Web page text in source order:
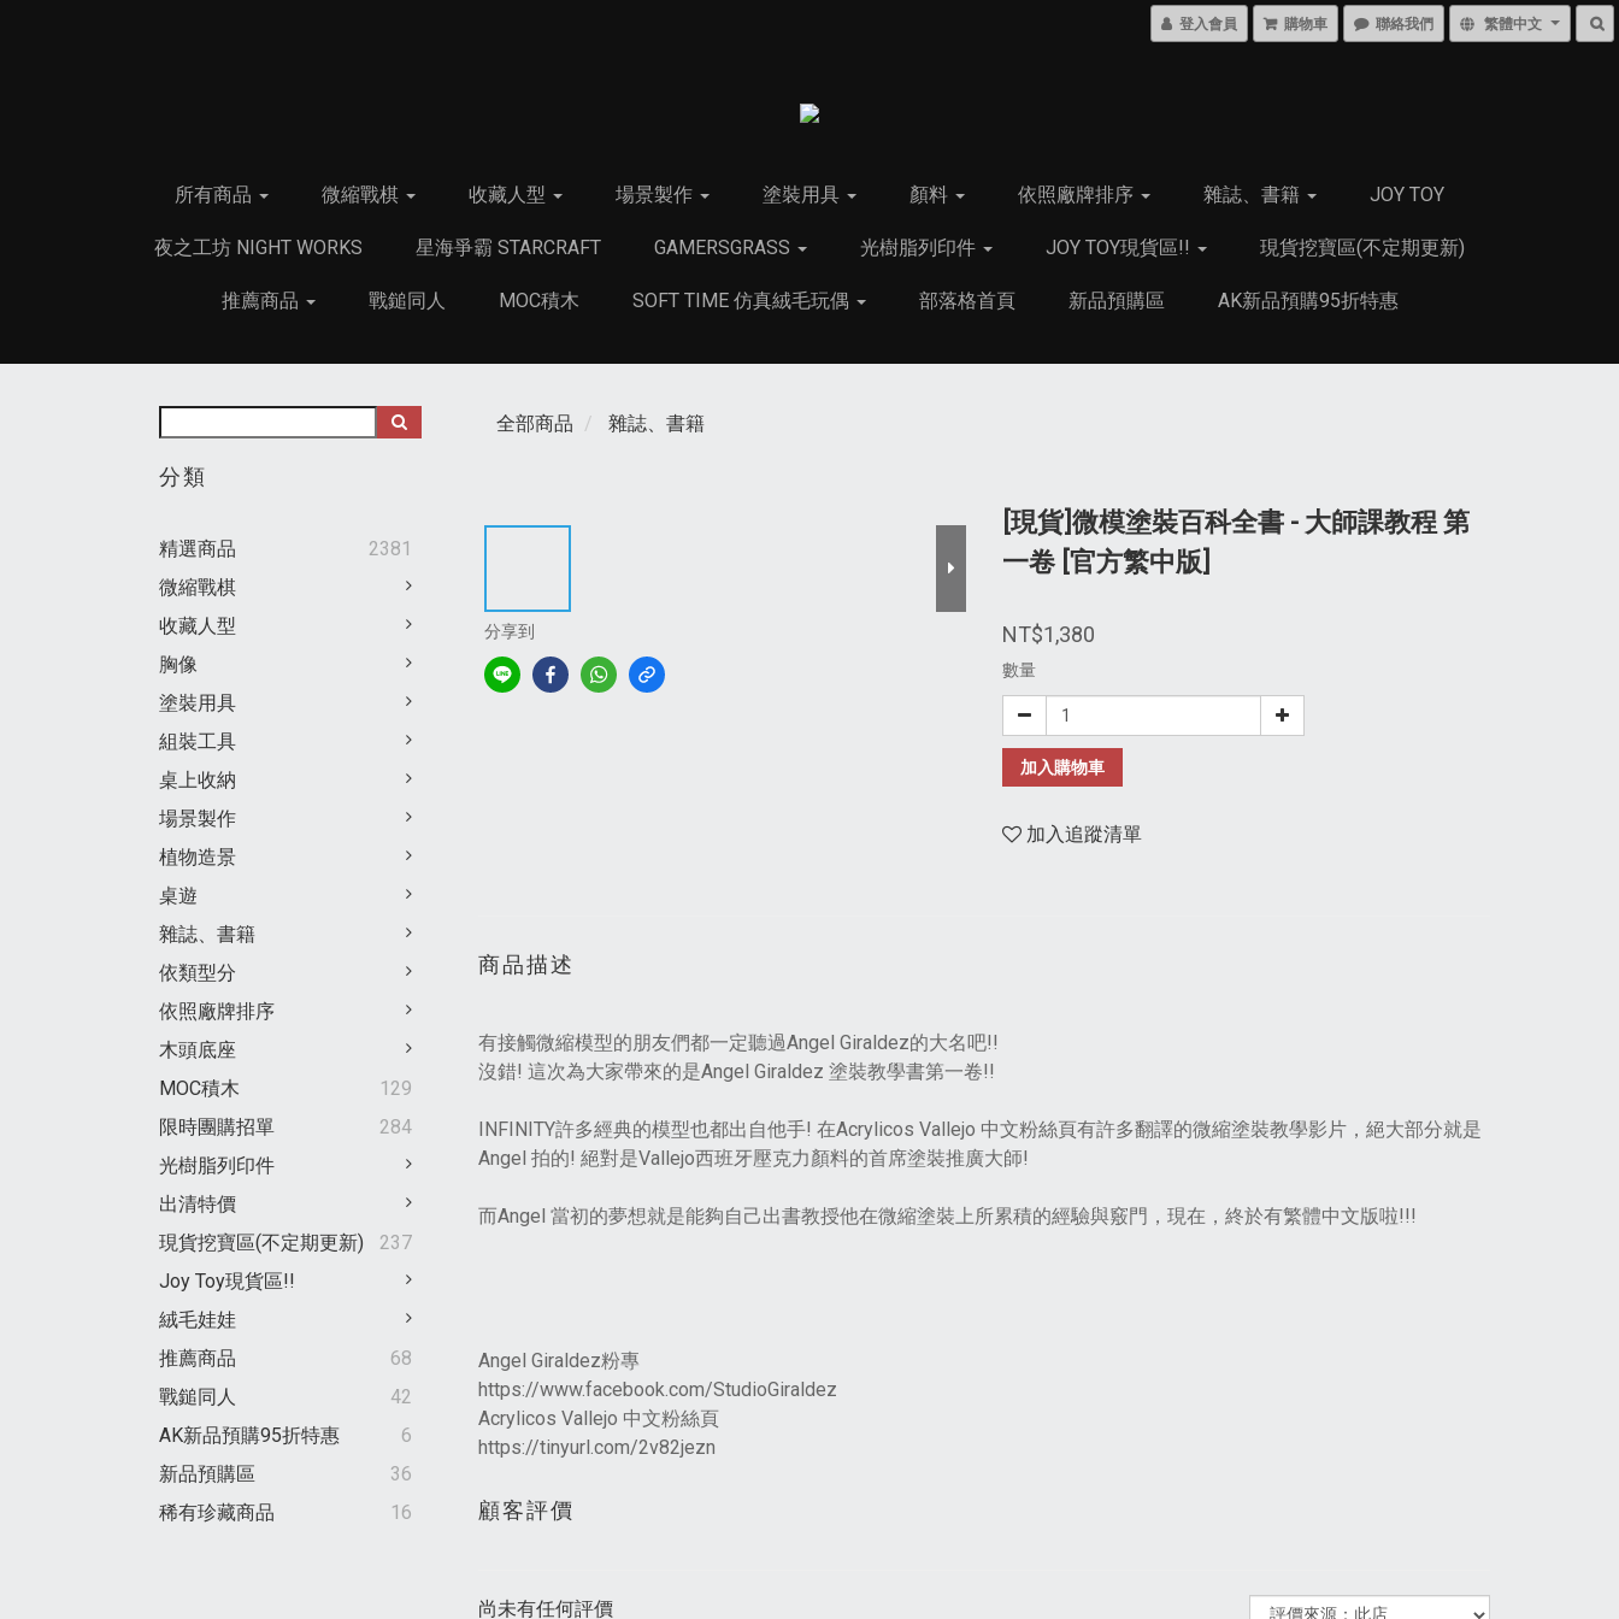
登入會員 購物車 聯絡我們 繁體中文
所有商品 微縮戰棋 收藏人型 場景製作 塗裝用具 顏料 依照廠牌排序 雜誌、書籍 JOY TOY
夜之工坊 NIGHT WORKS 星海爭霸 STARCRAFT GAMERSGRASS 光樹脂列印件 JOY TOY現貨區!! 現貨挖寶區(不定期更新)
推薦商品 戰鎚同人 MOC積木 SOFT TIME 仿真絨毛玩偶 部落格首頁 新品預購區 AK新品預購95折特惠
分類
精選商品
2381
微縮戰棋
收藏人型
胸像
塗裝用具
組裝工具
桌上收納
場景製作
植物造景
桌遊
雜誌、書籍
依類型分
依照廠牌排序
木頭底座
MOC積木
129
限時團購招單
284
光樹脂列印件
出清特價
現貨挖寶區(不定期更新)
237
Joy Toy現貨區!!
絨毛娃娃
推薦商品
68
戰鎚同人
42
AK新品預購95折特惠
6
新品預購區
36
稀有珍藏商品
16
全部商品 雜誌、書籍
分享到
[現貨]微模塗裝百科全書 - 大師課教程 第
一卷 [官方繁中版]
NT$1,380
數量
加入購物車
加入追蹤清單
商品描述
有接觸微縮模型的朋友們都一定聽過Angel Giraldez的大名吧!!
沒錯! 這次為大家帶來的是Angel Giraldez 塗裝教學書第一卷!!
INFINITY許多經典的模型也都出自他手! 在Acrylicos Vallejo 中文粉絲頁有許多翻譯的微縮塗裝教學影片，絕大部分就是
Angel 拍的! 絕對是Vallejo西班牙壓克力顏料的首席塗裝推廣大師!
而Angel 當初的夢想就是能夠自己出書教授他在微縮塗裝上所累積的經驗與竅門，現在，終於有繁體中文版啦!!!
Angel Giraldez粉專
https://www.facebook.com/StudioGiraldez
Acrylicos Vallejo 中文粉絲頁
https://tinyurl.com/2v82jezn
顧客評價
尚未有任何評價